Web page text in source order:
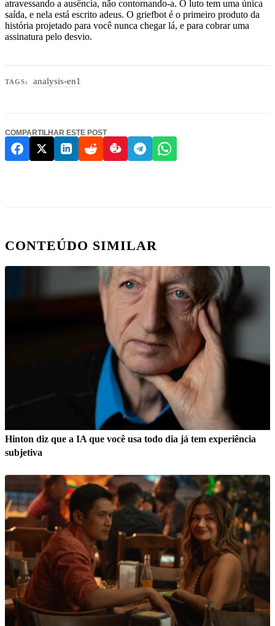
atravessando a ausência, não contornando-a. O luto tem uma única
saída, e nela está escrito adeus. O griefbot é o primeiro produto da
história projetado para você nunca chegar lá, e para cobrar uma
assinatura pelo desvio.
TAGS: analysis-en1
COMPARTILHAR ESTE POST
CONTEÚDO SIMILAR
Hinton diz que a IA que você usa todo dia já tem experiência
subjetiva